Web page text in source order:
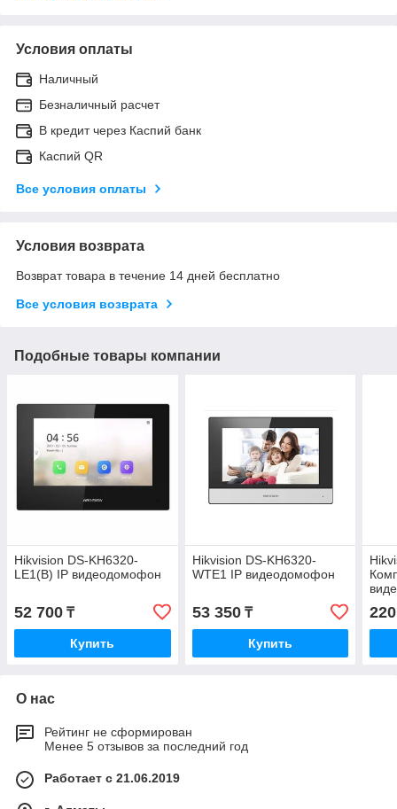
Условия оплаты
Наличный
Безналичный расчет
В кредит через Каспий банк
Каспий QR
Все условия оплаты
Условия возврата
Возврат товара в течение 14 дней бесплатно
Все условия возврата
Подобные товары компании
Hikvision DS-KH6320-
LE1(B) IP видеодомофон
52 700 ₸
Купить
Hikvision DS-KH6320-
WTE1 IP видеодомофон
53 350₸
Купить
О нас
Рейтинг не сформирован
Менее 5 отзывов за последний год
Работает с 21.06.2019